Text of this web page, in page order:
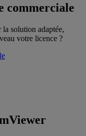
commerciale
solution adaptée,
votre licence ?